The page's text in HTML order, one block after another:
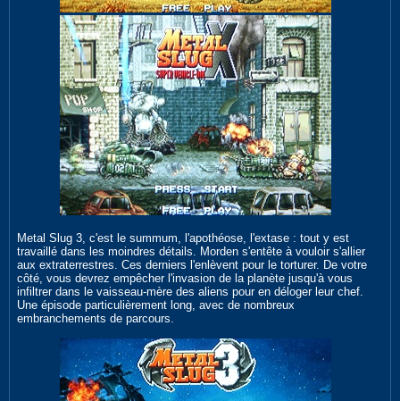
Metal Slug 3, c'est le summum, l'apothéose, l'extase : tout y est
travaillé dans les moindres détails. Morden s'entête à vouloir s'allier
aux extraterrestres. Ces derniers l'enlèvent pour le torturer. De votre
côté, vous devrez empêcher l'invasion de la planète jusqu'à vous
infiltrer dans le vaisseau-mère des aliens pour en déloger leur chef.
Une épisode particulièrement long, avec de nombreux
embranchements de parcours.